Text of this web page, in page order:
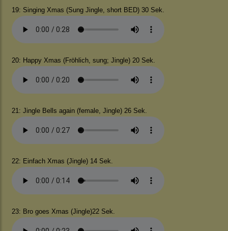
19: Singing Xmas (Sung Jingle, short BED) 30 Sek.
20: Happy Xmas (Fröhlich, sung; Jingle) 20 Sek.
21: Jingle Bells again (female, Jingle) 26 Sek.
22: Einfach Xmas (Jingle) 14 Sek.
23: Bro goes Xmas (Jingle)22 Sek.